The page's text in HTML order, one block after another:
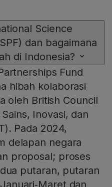
Science
dan bagaimana
di Indonesia?
Fund
hibah kolaborasi
oleh British Council
Inovasi, dan
Pada 2024,
delapan negara
proposal; proses
putaran, putaran